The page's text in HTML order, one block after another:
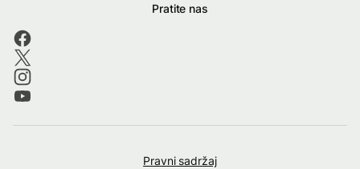
Pratite nas
Pravni sadržaj